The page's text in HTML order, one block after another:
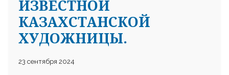
ИЗВЕСТНОЙ
КАЗАХСТАНСКОЙ
ХУДОЖНИЦЫ.
23 сентября 2024